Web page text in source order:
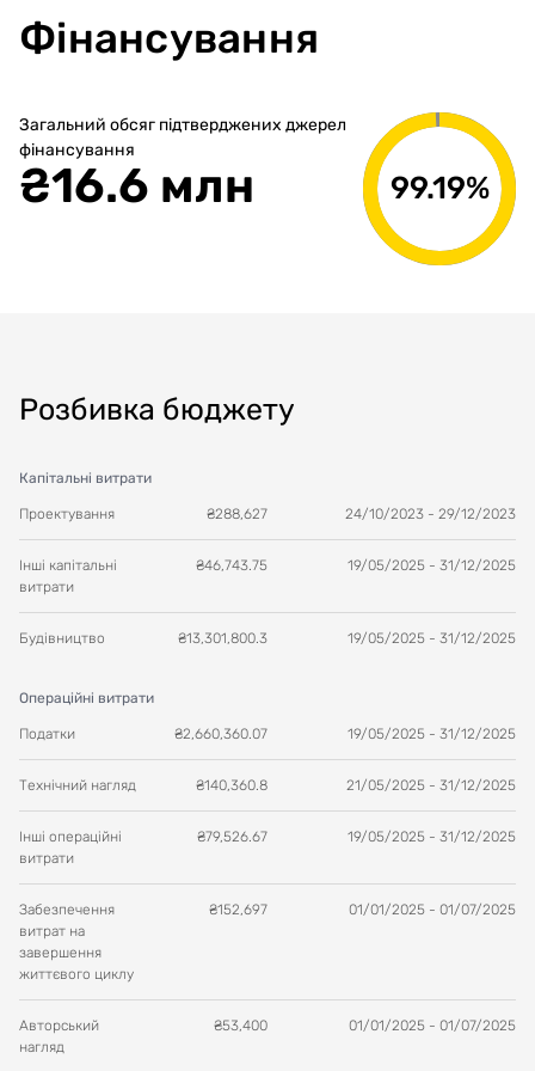
Фінансування
Загальний обсяг підтверджених джерел
фінансування
₴16.6 млн 99.19%
Розбивка бюджету
Капітальні витрати
Проектування ₴288,627 24/10/2023 - 29/12/2023
Інші капітальні
витрати
₴46,743.75 19/05/2025 - 31/12/2025
Будівництво ₴13,301,800.3 19/05/2025 - 31/12/2025
Операційні витрати
Податки ₴2,660,360.07 19/05/2025 - 31/12/2025
Технічний нагляд ₴140,360.8 21/05/2025 - 31/12/2025
Інші операційні
витрати
₴79,526.67 19/05/2025 - 31/12/2025
Забезпечення
витрат на
завершення
життєвого циклу
₴152,697 01/01/2025 - 01/07/2025
Авторський
нагляд
₴53,400 01/01/2025 - 01/07/2025